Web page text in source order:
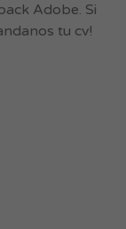
Adobe. Si
tu cv!